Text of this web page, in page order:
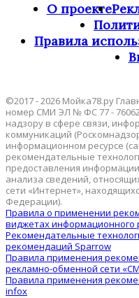
О проекте
Правила
©2017 - 2026 Мойка78.ру
номер СМИ ЭЛ № ФС 77 -
надзору в сфере связи,
коммуникаций
информационном ресурсе
рекомендательные
предоставления
анализа сведений,
сети «Интернет»,
Федерации).
Правила о применении
виджетах информационного
Рекомендательные
рекомендаций Sparrow
Правила применения
рекламно-обменной сети
Правила применения
infox